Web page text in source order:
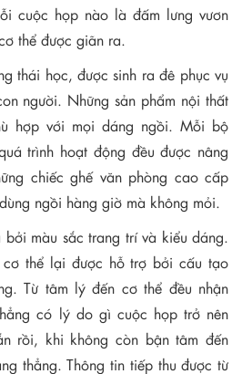
cuộc họp nào là đấm lưng vươn
thể được giãn ra.
thái học, được sinh ra đê phục vụ
người. Những sản phẩm nội thất
hợp với mọi dáng ngồi. Mỗi bộ
trình hoạt động đều được nâng
chiếc ghế văn phòng cao cấp
ngồi hàng giờ mà không mỏi.
màu sắc trang trí và kiểu dáng.
cơ thể lại được hỗ trợ bởi cấu tạo
Từ tâm lý đến cơ thể đều nhận
có lý do gì cuộc họp trở nên
rồi, khi không còn bận tâm đến
thẳng. Thông tin tiếp thu được từ